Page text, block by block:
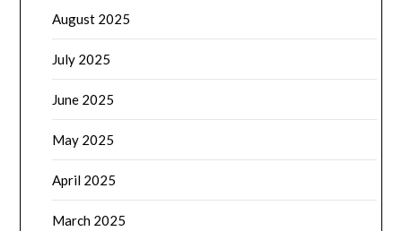
August 2025
July 2025
June 2025
May 2025
April 2025
March 2025